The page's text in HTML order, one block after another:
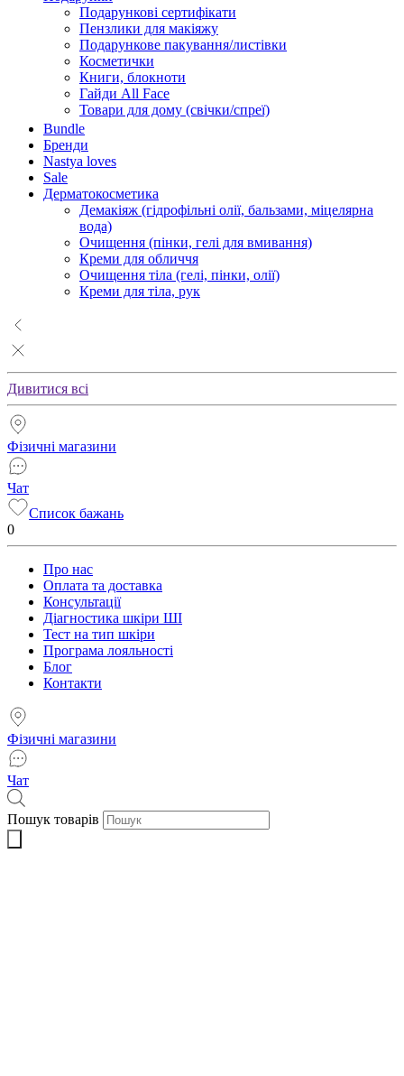
Подарункові сертифікати
Пензлики для макіяжу
Подарункове пакування/листівки
Косметички
Книги, блокноти
Гайди All Face
Товари для дому (свічки/спреї)
Bundle
Бренди
Nastya loves
Sale
Дерматокосметика
Демакіяж (гідрофільні олії, бальзами, міцелярна
вода)
Очищення (пінки, гелі для вмивання)
Креми для обличчя
Очищення тіла (гелі, пінки, олії)
Креми для тіла, рук
Дивитися всі
Фізичні магазини
Чат
Список бажань
0
Про нас
Оплата та доставка
Консультації
Діагностика шкіри ШІ
Тест на тип шкіри
Програма лояльності
Блог
Контакти
Фізичні магазини
Чат
Пошук товарів